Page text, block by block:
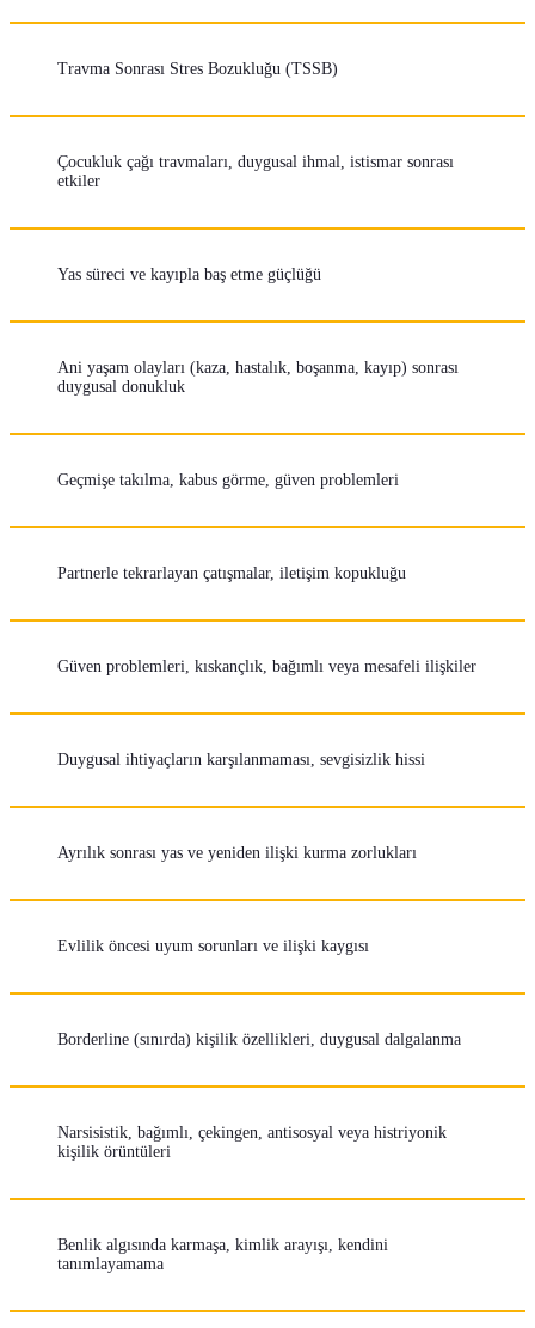
Travma Sonrası Stres Bozukluğu (TSSB)
Çocukluk çağı travmaları, duygusal ihmal, istismar sonrası
etkiler
Yas süreci ve kayıpla baş etme güçlüğü
Ani yaşam olayları (kaza, hastalık, boşanma, kayıp) sonrası
duygusal donukluk
Geçmişe takılma, kabus görme, güven problemleri
Partnerle tekrarlayan çatışmalar, iletişim kopukluğu
Güven problemleri, kıskançlık, bağımlı veya mesafeli ilişkiler
Duygusal ihtiyaçların karşılanmaması, sevgisizlik hissi
Ayrılık sonrası yas ve yeniden ilişki kurma zorlukları
Evlilik öncesi uyum sorunları ve ilişki kaygısı
Borderline (sınırda) kişilik özellikleri, duygusal dalgalanma
Narsisistik, bağımlı, çekingen, antisosyal veya histriyonik
kişilik örüntüleri
Benlik algısında karmaşa, kimlik arayışı, kendini
tanımlayamama